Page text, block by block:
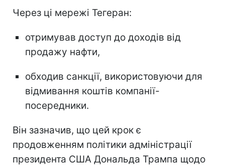
Через ці мережі Тегеран:
отримував доступ до доходів від
продажу нафти,
обходив санкції, використовуючи для
відмивання коштів компанії-
посередники.
Він зазначив, що цей крок є
продовженням політики адміністрації
президента США Дональда Трампа щодо